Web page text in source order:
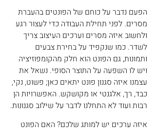
הפעם נדבר על כוחם של הפונטים בהעברת
מסרים. לפני תחילת העבודה כדי לעצור רגע
ולחשוב איזה מסרים וערכים העיצוב צריך
לשדר. כמו שנקפיד על בחירת צבעים
ותמונות, גם הפונט הוא חלק מהקומפוזיציה
ויש לו השפעה על התוצר הסופי. נשאל את
עצמנו איזה סגנון פונט יתאים כאן; פשוט, נקי,
כבד, רך, אלגנטי או מקושקש. האפשרויות הן
רבות ועוד לא התחלנו לדבר על שילוב סגנונות.
איזה ערכים יש למותג שלכם? האם הפונט